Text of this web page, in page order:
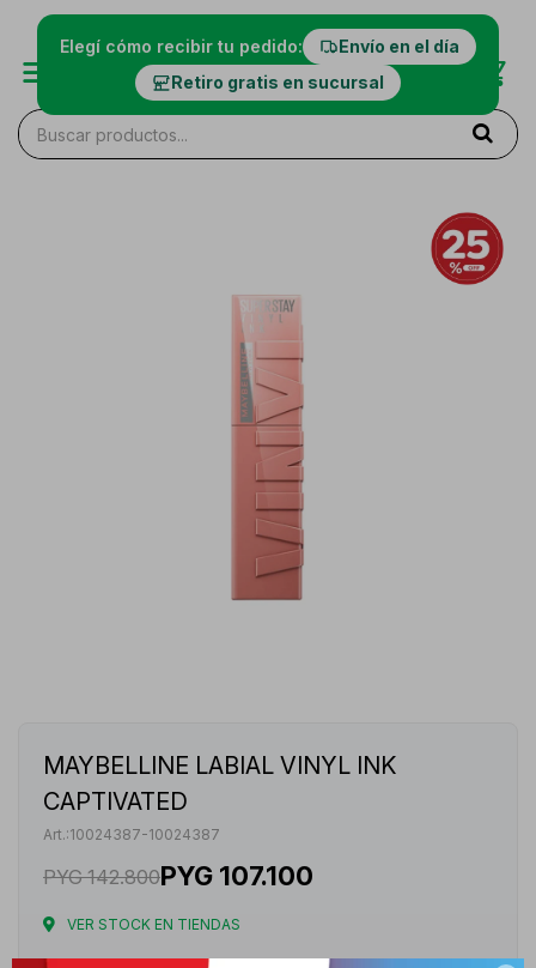
Elegí cómo recibir tu pedido:
Envío en el día
Retiro gratis en sucursal
MAYBELLINE LABIAL VINYL INK
CAPTIVATED
10024387-10024387
PYG 142.800PYG 107.100
VER STOCK EN TIENDAS